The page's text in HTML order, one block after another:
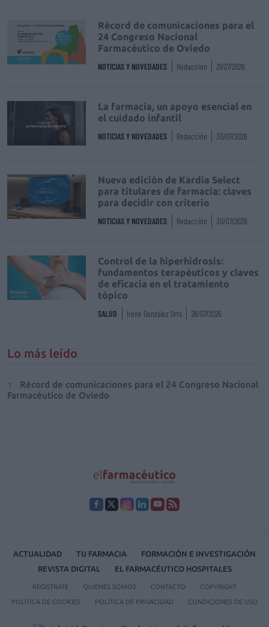
Récord de comunicaciones para el
24 Congreso Nacional
Farmacéutico de Oviedo
NOTICIAS Y NOVEDADES Redacción 31/07/2026
La farmacia, un apoyo esencial en
el cuidado infantil
NOTICIAS Y NOVEDADES Redacción 30/07/2026
Nueva edición de Kardia Select
para titulares de farmacia: claves
para decidir con criterio
NOTICIAS Y NOVEDADES Redacción 30/07/2026
Control de la hiperhidrosis:
fundamentos terapéuticos y claves
de eficacia en el tratamiento
tópico
SALUD Irene González Orts 28/07/2026
Lo más leído
Récord de comunicaciones para el 24 Congreso Nacional
Farmacéutico de Oviedo
ACTUALIDAD TU FARMACIA
FORMACIÓN E INVESTIGACIÓN
REVISTA DIGITAL
EL FARMACÉUTICO HOSPITALES
REGÍSTRATE QUIÉNES SOMOS CONTACTO COPYRIGHT
POLÍTICA DE COOKIES POLÍTICA DE PRIVACIDAD CONDICIONES DE USO